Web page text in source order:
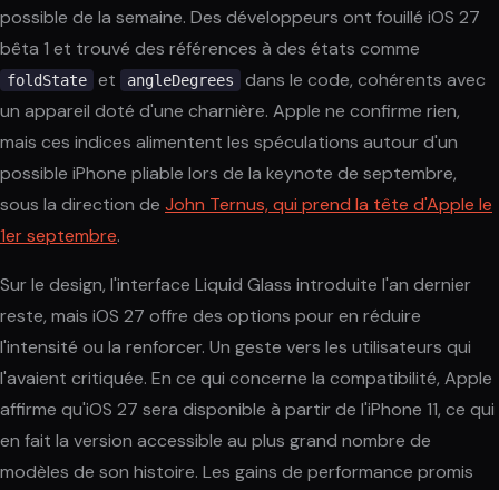
possible de la semaine. Des développeurs ont fouillé iOS 27
bêta 1 et trouvé des références à des états comme
foldState et angleDegrees
dans le code, cohérents avec
un appareil doté d'une charnière. Apple ne confirme rien,
mais ces indices alimentent les spéculations autour d'un
possible iPhone pliable lors de la keynote de septembre,
sous la direction de John Ternus, qui prend la tête d'Apple le
1er septembre.
Sur le design, l'interface Liquid Glass introduite l'an dernier
reste, mais iOS 27 offre des options pour en réduire
l'intensité ou la renforcer. Un geste vers les utilisateurs qui
l'avaient critiquée. En ce qui concerne la compatibilité, Apple
affirme qu'iOS 27 sera disponible à partir de l'iPhone 11, ce qui
en fait la version accessible au plus grand nombre de
modèles de son histoire. Les gains de performance promis